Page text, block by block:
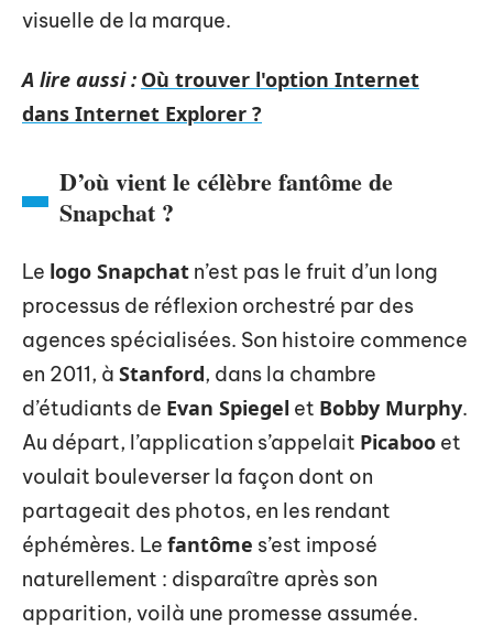
visuelle de la marque.
A lire aussi : Où trouver l'option Internet
dans Internet Explorer ?
D’où vient le célèbre fantôme de
Snapchat ?
Le logo Snapchat n’est pas le fruit d’un long
processus de réflexion orchestré par des
agences spécialisées. Son histoire commence
en 2011, à Stanford, dans la chambre
d’étudiants de Evan Spiegel et Bobby Murphy.
Au départ, l’application s’appelait Picaboo et
voulait bouleverser la façon dont on
partageait des photos, en les rendant
éphémères. Le fantôme s’est imposé
naturellement : disparaître après son
apparition, voilà une promesse assumée.